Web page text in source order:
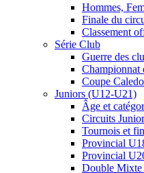
Hommes,
Finale du
Classement
Série Club
Guerre des
Championnat
Coupe
Juniors (U12-U21)
Âge et
Circuits
Tournois et
Provincial
Provincial
Double